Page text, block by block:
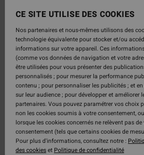
CE SITE UTILISE DES COOKIES
Nos partenaires et nous-mêmes utilisons des
technologie équivalente pour stocker et/ou
informations sur votre appareil. Ces
(comme vos données de navigation et votre
être utilisées pour vous présenter des
personnalisés ; pour mesurer la performance
contenu ; pour personnaliser les publicités ; et
sur leur audience ; pour développer et améliorer
partenaires. Vous pouvez paramétrer vos choix
non les cookies soumis à votre consentement,
lorsque les cookies concernés ne relèvent pas de
consentement (tels que certains cookies de
Pour plus d'informations, consultez notre :
des cookieset Politique de confidentialité